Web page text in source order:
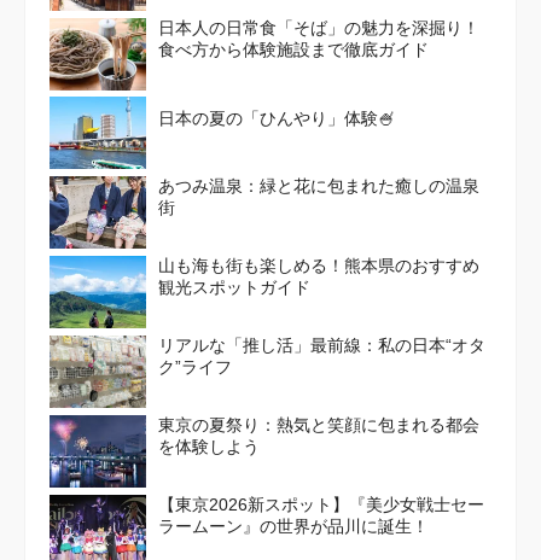
日本人の日常食「そば」の魅力を深掘り！
食べ方から体験施設まで徹底ガイド
日本の夏の「ひんやり」体験🍧
あつみ温泉：緑と花に包まれた癒しの温泉
街
山も海も街も楽しめる！熊本県のおすすめ
観光スポットガイド
リアルな「推し活」最前線：私の日本“オタ
ク”ライフ
東京の夏祭り：熱気と笑顔に包まれる都会
を体験しよう
【東京2026新スポット】『美少女戦士セー
ラームーン』の世界が品川に誕生！